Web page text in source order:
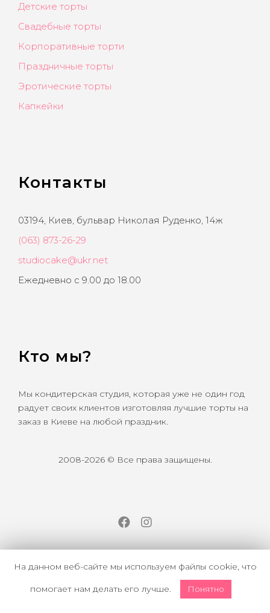
Детские торты
Свадебные торты
Корпоративные торти
Праздничные торты
Эротические торты
Капкейки
Контакты
03194, Киев, бульвар Николая Руденко, 14ж
(063) 873-26-29
studiocake@ukr.net
Ежедневно с 9.00 до 18.00
Кто мы?
Мы кондитерская студия, которая уже не один год
радует своих клиентов изготовляя лучшие торты на
заказ в Киеве на любой праздник.
2008-2026 © Все права защищены.
FacebookInstagram
На данном веб-сайте мы используем файлы cookie, что
помогает нам делать его лучше. Понятно